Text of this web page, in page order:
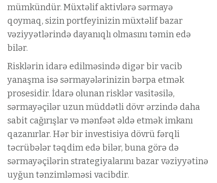
mümkündür. Müxtəlif aktivlərə sərmayə
qoymaq, sizin portfeyinizin müxtəlif bazar
vəziyyətlərində dayanıqlı olmasını təmin edə
bilər.
Risklərin idarə edilməsində digər bir vacib
yanaşma isə sərmayələrinizin bərpa etmək
prosesidir. İdarə olunan risklər vasitəsilə,
sərmayəçilər uzun müddətli dövr ərzində daha
sabit cağırışlar və mənfəət əldə etmək imkanı
qazanırlar. Hər bir investisiya dövrü fərqli
təcrübələr təqdim edə bilər, buna görə də
sərmayəçilərin strategiyalarını bazar vəziyyətinə
uyğun tənzimləməsi vacibdir.